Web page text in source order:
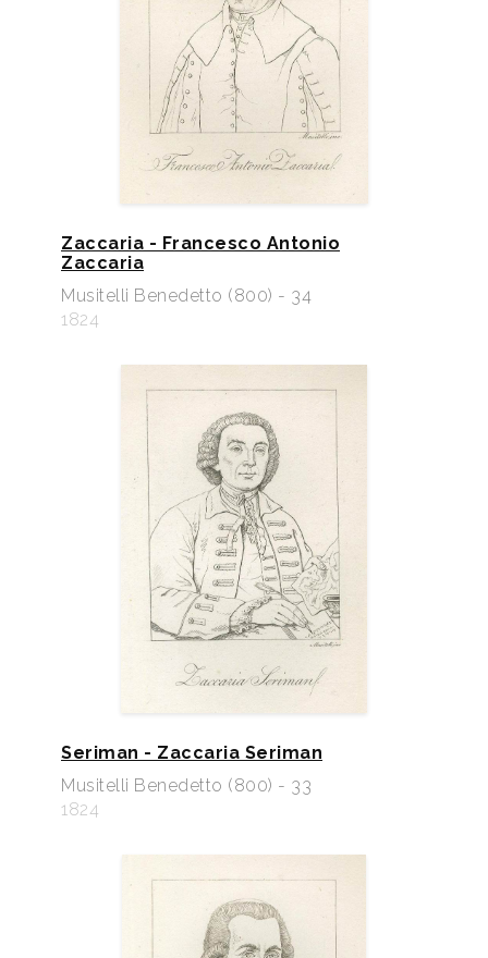
Zaccaria - Francesco Antonio
Zaccaria
Musitelli Benedetto (800) - 34
1824
Seriman - Zaccaria Seriman
Musitelli Benedetto (800) - 33
1824